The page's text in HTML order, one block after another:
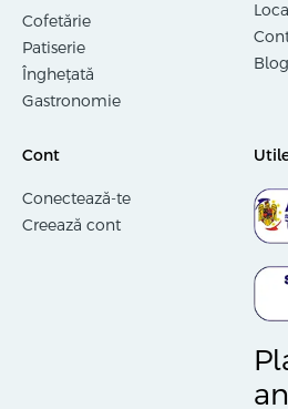
Cofetărie
Patiserie
Înghețată
Gastronomie
Blog
Cont
Conectează-te
Creează cont